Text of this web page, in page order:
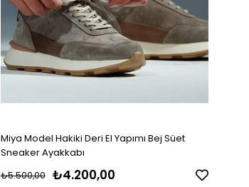
Miya Model Hakiki Deri El Yapımı Bej Süet
Sneaker Ayakkabı
₺4.200,00
₺5.500,00